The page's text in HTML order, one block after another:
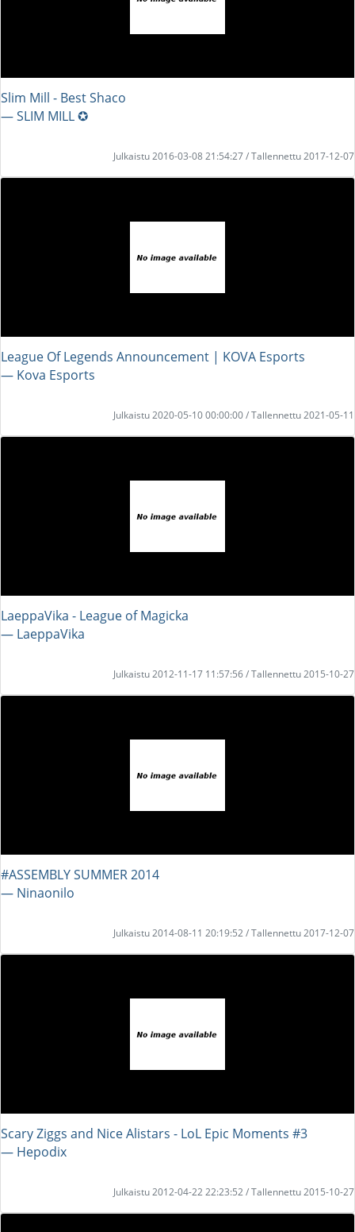
Slim Mill - Best Shaco
― SLIM MILL ✪
Julkaistu 2016-03-08 21:54:27 / Tallennettu 2017-12-07
League Of Legends Announcement | KOVA Esports
― Kova Esports
Julkaistu 2020-05-10 00:00:00 / Tallennettu 2021-05-11
LaeppaVika - League of Magicka
― LaeppaVika
Julkaistu 2012-11-17 11:57:56 / Tallennettu 2015-10-27
#ASSEMBLY SUMMER 2014
― Ninaonilo
Julkaistu 2014-08-11 20:19:52 / Tallennettu 2017-12-07
Scary Ziggs and Nice Alistars - LoL Epic Moments #3
― Hepodix
Julkaistu 2012-04-22 22:23:52 / Tallennettu 2015-10-27